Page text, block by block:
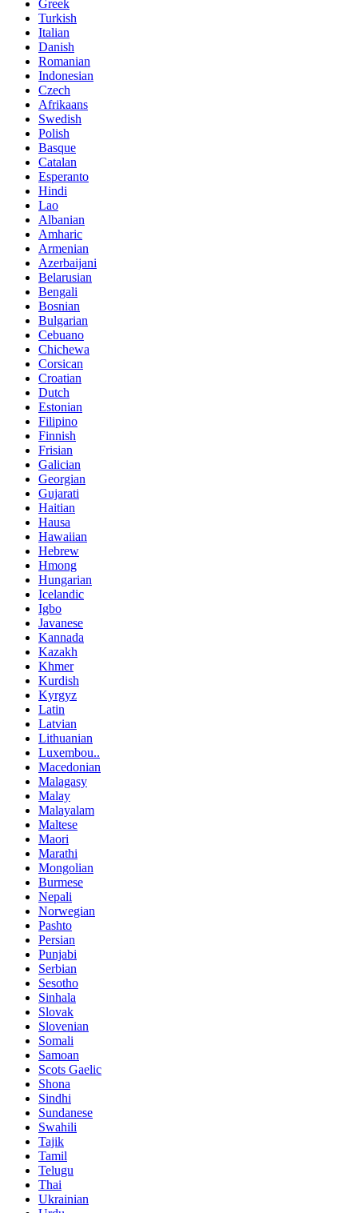
Greek
Turkish
Italian
Danish
Romanian
Indonesian
Czech
Afrikaans
Swedish
Polish
Basque
Catalan
Esperanto
Hindi
Lao
Albanian
Amharic
Armenian
Azerbaijani
Belarusian
Bengali
Bosnian
Bulgarian
Cebuano
Chichewa
Corsican
Croatian
Dutch
Estonian
Filipino
Finnish
Frisian
Galician
Georgian
Gujarati
Haitian
Hausa
Hawaiian
Hebrew
Hmong
Hungarian
Icelandic
Igbo
Javanese
Kannada
Kazakh
Khmer
Kurdish
Kyrgyz
Latin
Latvian
Lithuanian
Luxembou..
Macedonian
Malagasy
Malay
Malayalam
Maltese
Maori
Marathi
Mongolian
Burmese
Nepali
Norwegian
Pashto
Persian
Punjabi
Serbian
Sesotho
Sinhala
Slovak
Slovenian
Somali
Samoan
Scots Gaelic
Shona
Sindhi
Sundanese
Swahili
Tajik
Tamil
Telugu
Thai
Ukrainian